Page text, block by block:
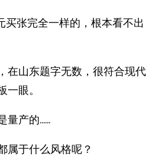
张完全一样的，根本看不出
在山东题字无数，很符合现代
眼。
量产的……
属于什么风格呢？